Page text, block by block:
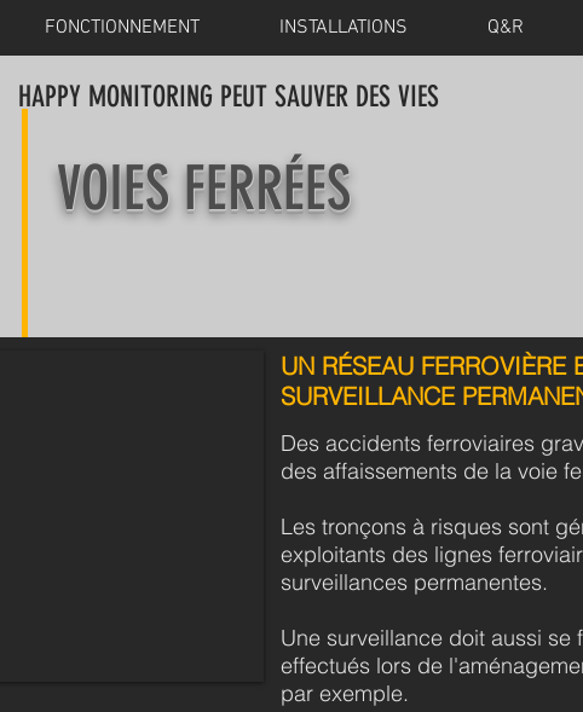
FONCTIONNEMENT INSTALLATIONS Q&R
HAPPY MONITORING PEUT SAUVER DES VIES
VOIES FERRÉES
UN RÉSEAU FERROVIÈRE
SURVEILLANCE
Des accidents ferroviaires
des affaissements de la voie
Les tronçons à risques sont
exploitants des lignes
surveillances permanentes.
Une surveillance doit aussi se
effectués lors de
par exemple.